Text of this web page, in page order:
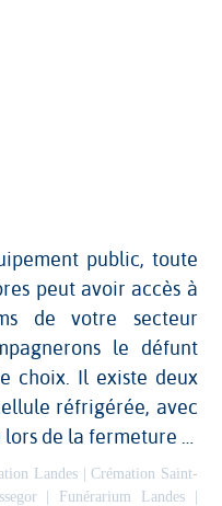
public, toute
peut avoir accès à
de votre secteur
le défunt
choix. Il existe deux
réfrigérée, avec
de la fermeture …
Landes|Crémation Saint-
| Funérarium Landes|